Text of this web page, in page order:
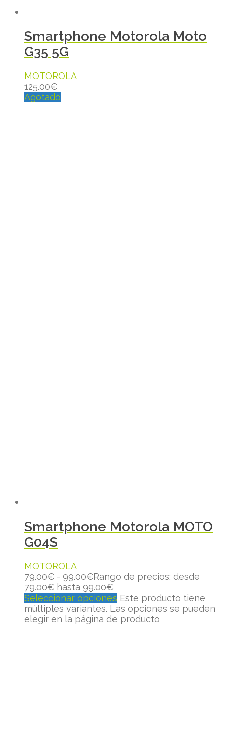
Smartphone Motorola Moto
G35 5G
MOTOROLA
125.00€
Agotado
Smartphone Motorola MOTO
G04S
MOTOROLA
79.00€ - 99.00€Rango de precios: desde
79.00€ hasta 99.00€
Seleccionar opciones Este producto tiene
múltiples variantes. Las opciones se pueden
elegir en la página de producto